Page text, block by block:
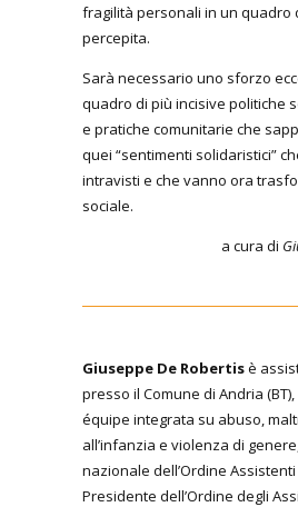
fragilità personali in un quadro
percepita.
Sarà necessario uno sforzo
quadro di più incisive politiche
e pratiche comunitarie che
quei “sentimenti solidaristici”
intravisti e che vanno ora
sociale.
a cura di
Giuseppe De Robertisè
presso il Comune di Andria
équipe integrata su abuso,
all’infanzia e violenza di
nazionale dell’Ordine Assistenti
Presidente dell’Ordine degli